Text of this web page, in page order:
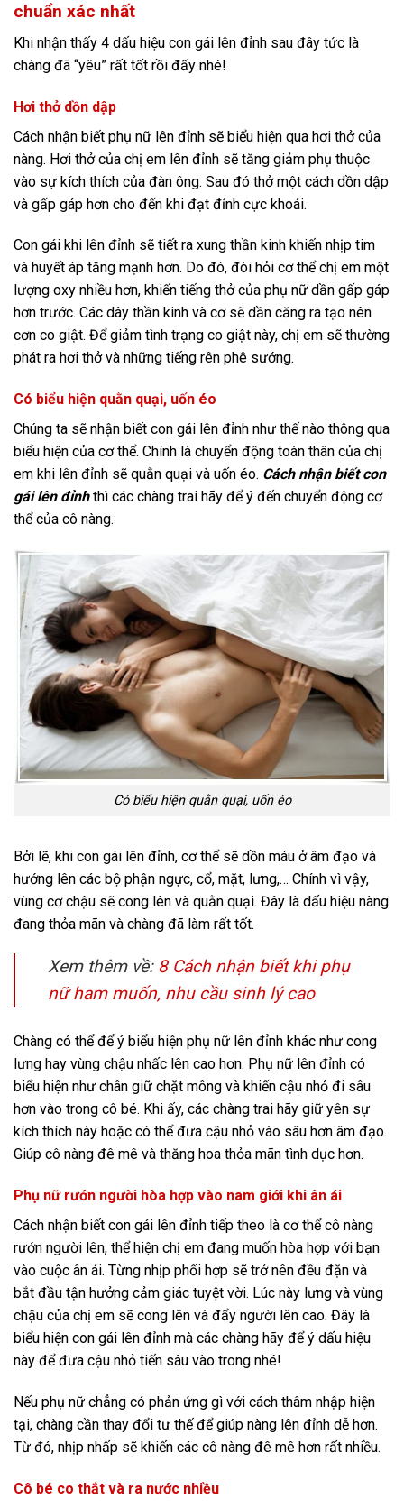
chuẩn xác nhất
Khi nhận thấy 4 dấu hiệu con gái lên đỉnh sau đây tức là
chàng đã “yêu” rất tốt rồi đấy nhé!
Hơi thở dồn dập
Cách nhận biết phụ nữ lên đỉnh sẽ biểu hiện qua hơi thở của
nàng. Hơi thở của chị em lên đỉnh sẽ tăng giảm phụ thuộc
vào sự kích thích của đàn ông. Sau đó thở một cách dồn dập
và gấp gáp hơn cho đến khi đạt đỉnh cực khoái.
Con gái khi lên đỉnh sẽ tiết ra xung thần kinh khiến nhịp tim
và huyết áp tăng mạnh hơn. Do đó, đòi hỏi cơ thể chị em một
lượng oxy nhiều hơn, khiến tiếng thở của phụ nữ dần gấp gáp
hơn trước. Các dây thần kinh và cơ sẽ dần căng ra tạo nên
cơn co giật. Để giảm tình trạng co giật này, chị em sẽ thường
phát ra hơi thở và những tiếng rên phê sướng.
Có biểu hiện quằn quại, uốn éo
Chúng ta sẽ nhận biết con gái lên đỉnh như thế nào thông qua
biểu hiện của cơ thể. Chính là chuyển động toàn thân của chị
em khi lên đỉnh sẽ quằn quại và uốn éo. Cách nhận biết con
gái lên đỉnhthì các chàng trai hãy để ý đến chuyển động cơ
thể của cô nàng.
Có biểu hiện quằn quại, uốn éo
Bởi lẽ, khi con gái lên đỉnh, cơ thể sẽ dồn máu ở âm đạo và
hướng lên các bộ phận ngực, cổ, mặt, lưng,… Chính vì vậy,
vùng cơ chậu sẽ cong lên và quằn quại. Đây là dấu hiệu nàng
đang thỏa mãn và chàng đã làm rất tốt.
Xem thêm về: 8 Cách nhận biết khi phụ
nữ ham muốn, nhu cầu sinh lý cao
Chàng có thể để ý biểu hiện phụ nữ lên đỉnh khác như cong
lưng hay vùng chậu nhấc lên cao hơn. Phụ nữ lên đỉnh có
biểu hiện như chân giữ chặt mông và khiến cậu nhỏ đi sâu
hơn vào trong cô bé. Khi ấy, các chàng trai hãy giữ yên sự
kích thích này hoặc có thể đưa cậu nhỏ vào sâu hơn âm đạo.
Giúp cô nàng đê mê và thăng hoa thỏa mãn tình dục hơn.
Phụ nữ rướn người hòa hợp vào nam giới khi ân ái
Cách nhận biết con gái lên đỉnh tiếp theo là cơ thể cô nàng
rướn người lên, thể hiện chị em đang muốn hòa hợp với bạn
vào cuộc ân ái. Từng nhịp phối hợp sẽ trở nên đều đặn và
bắt đầu tận hưởng cảm giác tuyệt vời. Lúc này lưng và vùng
chậu của chị em sẽ cong lên và đẩy người lên cao. Đây là
biểu hiện con gái lên đỉnh mà các chàng hãy để ý dấu hiệu
này để đưa cậu nhỏ tiến sâu vào trong nhé!
Nếu phụ nữ chẳng có phản ứng gì với cách thâm nhập hiện
tại, chàng cần thay đổi tư thế để giúp nàng lên đỉnh dễ hơn.
Từ đó, nhịp nhấp sẽ khiến các cô nàng đê mê hơn rất nhiều.
Cô bé co thắt và ra nước nhiều